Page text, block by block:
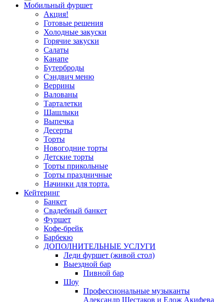
Мобильный фуршет
Акция!
Готовые решения
Холодные закуски
Горячие закуски
Салаты
Канапе
Бутерброды
Сэндвич меню
Веррины
Валованы
Тарталетки
Шашлыки
Выпечка
Десерты
Торты
Новогодние торты
Детские торты
Торты прикольные
Торты праздничные
Начинки для торта.
Кейтеринг
Банкет
Свадебный банкет
Фуршет
Кофе-брейк
Барбекю
ДОПОЛНИТЕЛЬНЫЕ УСЛУГИ
Леди фуршет (живой стол)
Выездной бар
Пивной бар
Шоу
Профессиональные музыканты
Александр Шестаков и Елож Акифева